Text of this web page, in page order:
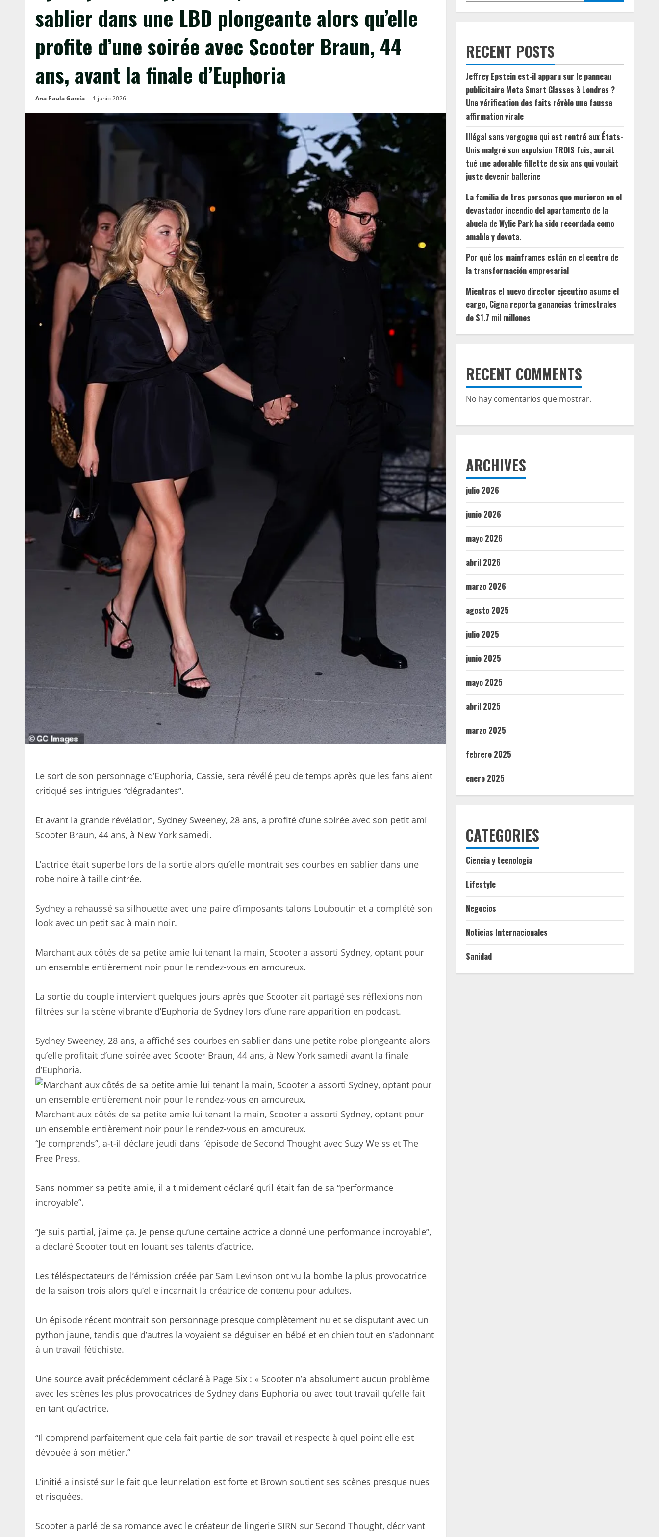
sablier dans une LBD plongeante alors qu’elle
profite d’une soirée avec Scooter Braun, 44
ans, avant la finale d’Euphoria
Ana Paula García 1 junio 2026
Le sort de son personnage d’Euphoria, Cassie, sera révélé peu de temps après que les fans aient
critiqué ses intrigues “dégradantes”.
Et avant la grande révélation, Sydney Sweeney, 28 ans, a profité d’une soirée avec son petit ami
Scooter Braun, 44 ans, à New York samedi.
L’actrice était superbe lors de la sortie alors qu’elle montrait ses courbes en sablier dans une
robe noire à taille cintrée.
Sydney a rehaussé sa silhouette avec une paire d’imposants talons Louboutin et a complété son
look avec un petit sac à main noir.
Marchant aux côtés de sa petite amie lui tenant la main, Scooter a assorti Sydney, optant pour
un ensemble entièrement noir pour le rendez-vous en amoureux.
La sortie du couple intervient quelques jours après que Scooter ait partagé ses réflexions non
filtrées sur la scène vibrante d’Euphoria de Sydney lors d’une rare apparition en podcast.
Sydney Sweeney, 28 ans, a affiché ses courbes en sablier dans une petite robe plongeante alors
qu’elle profitait d’une soirée avec Scooter Braun, 44 ans, à New York samedi avant la finale
d’Euphoria.
Marchant aux côtés de sa petite amie lui tenant la main, Scooter a assorti Sydney, optant pour
un ensemble entièrement noir pour le rendez-vous en amoureux.
“Je comprends”, a-t-il déclaré jeudi dans l’épisode de Second Thought avec Suzy Weiss et The
Free Press.
Sans nommer sa petite amie, il a timidement déclaré qu’il était fan de sa “performance
incroyable”.
“Je suis partial, j’aime ça. Je pense qu’une certaine actrice a donné une performance incroyable”,
a déclaré Scooter tout en louant ses talents d’actrice.
Les téléspectateurs de l’émission créée par Sam Levinson ont vu la bombe la plus provocatrice
de la saison trois alors qu’elle incarnait la créatrice de contenu pour adultes.
Un épisode récent montrait son personnage presque complètement nu et se disputant avec un
python jaune, tandis que d’autres la voyaient se déguiser en bébé et en chien tout en s’adonnant
à un travail fétichiste.
Une source avait précédemment déclaré à Page Six : « Scooter n’a absolument aucun problème
avec les scènes les plus provocatrices de Sydney dans Euphoria ou avec tout travail qu’elle fait
en tant qu’actrice.
“Il comprend parfaitement que cela fait partie de son travail et respecte à quel point elle est
dévouée à son métier.”
L’initié a insisté sur le fait que leur relation est forte et Brown soutient ses scènes presque nues
et risquées.
Scooter a parlé de sa romance avec le créateur de lingerie SIRN sur Second Thought, décrivant
RECENT POSTS
Jeffrey Epstein est-il apparu sur le panneau
publicitaire Meta Smart Glasses à Londres ?
Une vérification des faits révèle une fausse
affirmation virale
Illégal sans vergogne qui est rentré aux États-
Unis malgré son expulsion TROIS fois, aurait
tué une adorable fillette de six ans qui voulait
juste devenir ballerine
La familia de tres personas que murieron en el
devastador incendio del apartamento de la
abuela de Wylie Park ha sido recordada como
amable y devota.
Por qué los mainframes están en el centro de
la transformación empresarial
Mientras el nuevo director ejecutivo asume el
cargo, Cigna reporta ganancias trimestrales
de $1.7 mil millones
RECENT COMMENTS
No hay comentarios que mostrar.
ARCHIVES
julio 2026
junio 2026
mayo 2026
abril 2026
marzo 2026
agosto 2025
julio 2025
junio 2025
mayo 2025
abril 2025
marzo 2025
febrero 2025
enero 2025
CATEGORIES
Ciencia y tecnologia
Lifestyle
Negocios
Noticias Internacionales
Sanidad